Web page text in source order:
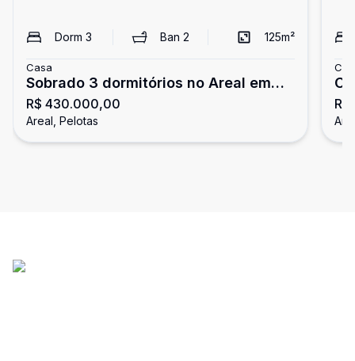
Dorm 3 Ban2 125m²
Casa
Sobrado 3 dormitórios no Areal em
Pelotas
R$ 430.000,00
Areal, Pelotas